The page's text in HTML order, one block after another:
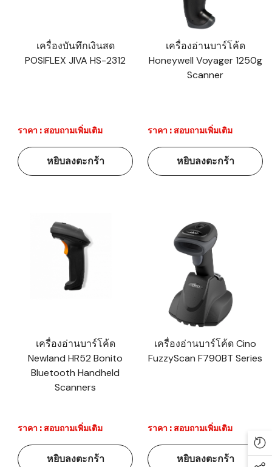
เครื่องบันทึกเงินสด
POSIFLEX JIVA HS-2312
ราคา : สอบถามเพิ่มเติม
หยิบลงตะกร้า
เครื่องอ่านบาร์โค้ด
Honeywell Voyager 1250g
Scanner
ราคา : สอบถามเพิ่มเติม
หยิบลงตะกร้า
เครื่องอ่านบาร์โค้ด
Newland HR52 Bonito
Bluetooth Handheld
Scanners
ราคา : สอบถามเพิ่มเติม
หยิบลงตะกร้า
เครื่องอ่านบาร์โค้ด Cino
FuzzyScan F790BT Series
ราคา : สอบถามเพิ่มเติม
หยิบลงตะกร้า